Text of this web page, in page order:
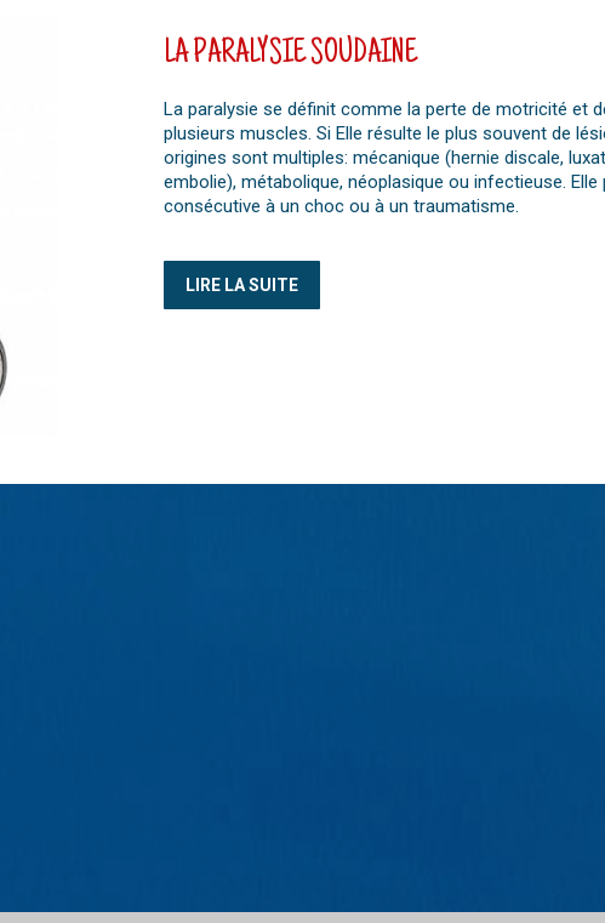
LA PARALYSIE SOUDAINE
La paralysie se définit comme la perte de motricité et
plusieurs muscles. Si Elle résulte le plus souvent de
origines sont multiples: mécanique (hernie discale,
embolie), métabolique, néoplasique ou infectieuse. Elle
consécutive à un choc ou à un traumatisme.
LIRE LA SUITE